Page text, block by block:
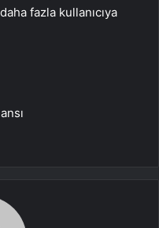
fazla kullanıcıya